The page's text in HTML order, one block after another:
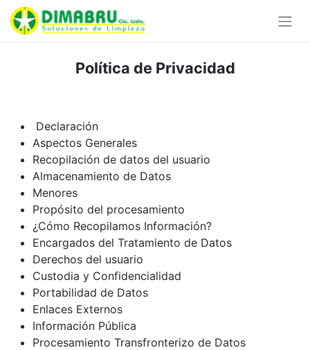
Política de Privacidad
Declaración
Aspectos Generales
Recopilación de datos del usuario
Almacenamiento de Datos
Menores
Propósito del procesamiento
¿Cómo Recopilamos Información?
Encargados del Tratamiento de Datos
Derechos del usuario
Custodia y Confidencialidad
Portabilidad de Datos
Enlaces Externos
Información Pública
Procesamiento Transfronterizo de Datos